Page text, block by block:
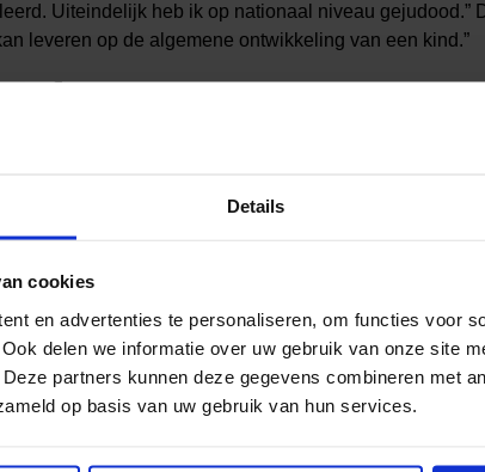
Details
cookies
en advertenties te personaliseren, om functies voor
delen we informatie over uw gebruik van onze site
partners kunnen deze gegevens combineren met
op basis van uw gebruik van hun services.
Uiteindelijk heb ik op nationaal niveau gejudood.”
leveren op de algemene ontwikkeling van een kind.”
ik ontdekt dat ik goed kan improviseren en spelen
mee. In mijn werk vind ik het belangrijkst dat ik oprecht
Dit probeer ik nu onder andere te doen via mijn rol
Nationaal Coördinator Discriminatie en Racisme en in
Amsterdam.”